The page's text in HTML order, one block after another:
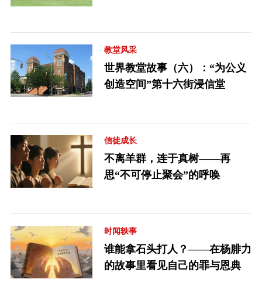
教堂风采
世界教堂故事（六）：“为公义
创造空间”第十六街浸信堂
信徒成长
不离羊群，连于真树——再
思“不可停止聚会”的呼唤
时闻轶事
谁能拿石头打人？——在杨腓力
的故事里看见自己的罪与恩典